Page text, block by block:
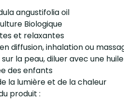
angustifolia oil
Biologique
et relaxantes
diffusion, inhalation ou
la peau, diluer avec une
des enfants
la lumière et de la chaleur
produit :